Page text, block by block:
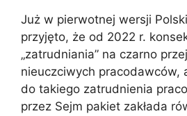
Już w pierwotnej wersji
przyjęto, że od 2022 r.
„zatrudniania” na czarno
nieuczciwych pracodawców,
do takiego zatrudnienia
przez Sejm pakiet zakłada